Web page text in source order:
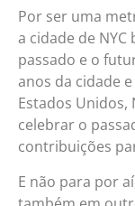
Por ser uma
a cidade de
passado e o
anos da cidade
Estados Unidos,
celebrar o
contribuições
E não para por